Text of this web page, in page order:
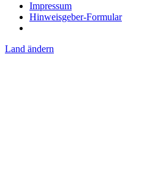
Impressum
Hinweisgeber-Formular
Land ändern